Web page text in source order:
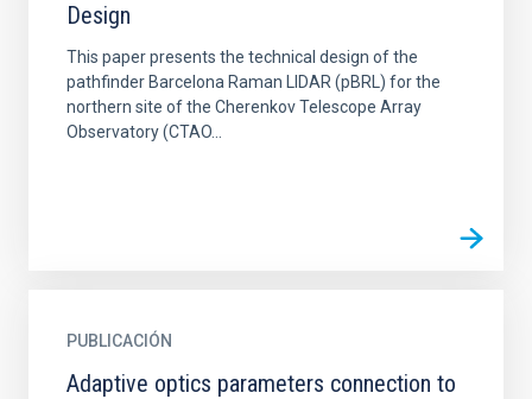
Design
This paper presents the technical design of the
pathfinder Barcelona Raman LIDAR (pBRL) for the
northern site of the Cherenkov Telescope Array
Observatory (CTAO...
PUBLICACIÓN
Adaptive optics parameters connection to